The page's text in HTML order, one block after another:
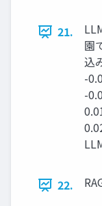
21.
園
込
-
-
22.